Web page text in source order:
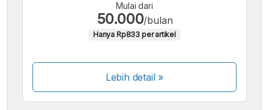
Mulai dari
50.000/bulan
Hanya Rp833 per artikel
Lebih detail »